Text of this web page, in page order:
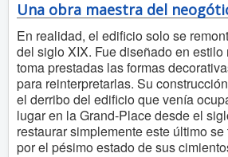
Una obra maestra del
En realidad, el edificio solo se
del siglo XIX. Fue diseñado en estilo
toma prestadas las formas
para reinterpretarlas. Su
el derribo del edificio que venía
lugar en la Grand-Place desde el
restaurar simplemente este último
por el pésimo estado de sus